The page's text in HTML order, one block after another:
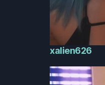
xalien626